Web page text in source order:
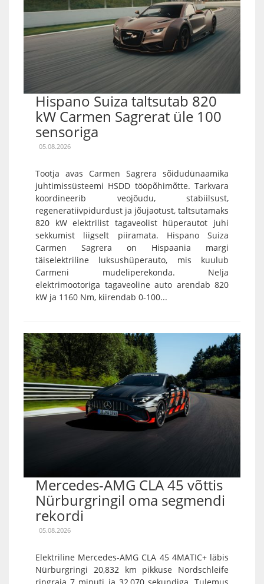
Hispano Suiza taltsutab 820
kW Carmen Sagrerat üle 100
sensoriga
05.08.2026
Tootja avas Carmen Sagrera sõidudünaamika
juhtimissüsteemi HSDD tööpõhimõtte. Tarkvara
koordineerib veojõudu, stabiilsust,
regeneratiivpidurdust ja jõujaotust, taltsutamaks
820 kW elektrilist tagaveolist hüperautot juhi
sekkumist liigselt piiramata. Hispano Suiza
Carmen Sagrera on Hispaania margi
täiselektriline luksushüperauto, mis kuulub
Carmeni mudeliperekonda. Nelja
elektrimootoriga tagaveoline auto arendab 820
kW ja 1160 Nm, kiirendab 0-100...
Mercedes-AMG CLA 45 võttis
Nürburgringil oma segmendi
rekordi
05.08.2026
Elektriline Mercedes-AMG CLA 45 4MATIC+ läbis
Nürburgringi 20,832 km pikkuse Nordschleife